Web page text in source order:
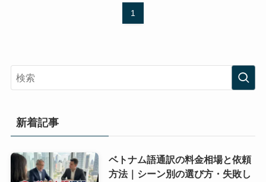
1
新着記事
ベトナム語通訳の料金相場と依頼
方法｜シーン別の選び方・失敗し